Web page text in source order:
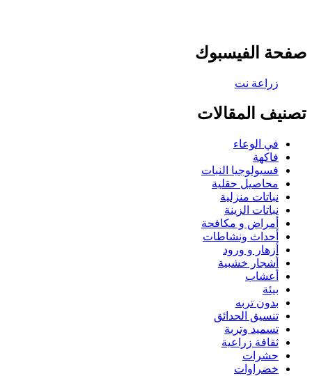
صفحة الفيسبوك
تصنيف المقالات
في الوعاء
فاكهة
فسيولوجيا النبات
محاصيل حقلية
نباتات منزلية
نباتات الزينة
أمراض و مكافحة
أحداث ونشاطات
أزهار و ورود
أشجار خشبية
أعشاب
بيئة
بدون تربه
تنسيق الحدائق
تسميد وتربة
ثقافة زراعية
حشرات
خضراوات